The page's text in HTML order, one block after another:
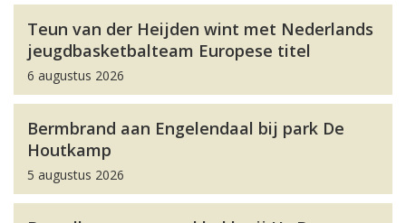
Teun van der Heijden wint met Nederlands
jeugdbasketbalteam Europese titel
6 augustus 2026
Bermbrand aan Engelendaal bij park De
Houtkamp
5 augustus 2026